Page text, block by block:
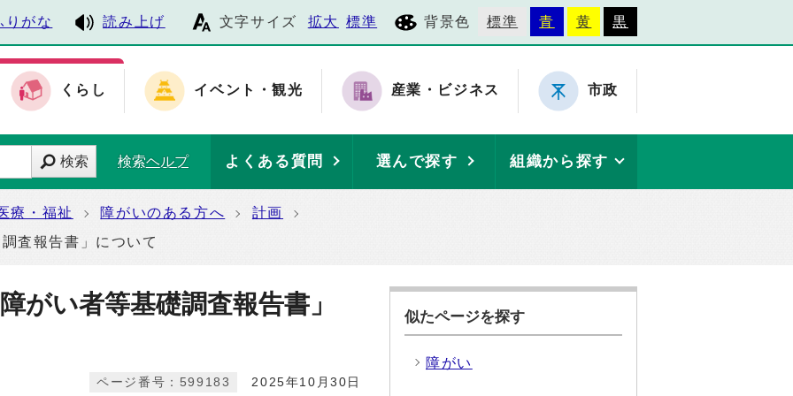
りがな 読み上げ 文字サイズ 拡大 標準 背景色 標準 青 黄 黒
くらし イベント・観光 産業・ビジネス 市政
検索 検索ヘルプ よくある質問 選んで探す 組織から探す
療・福祉 障がいのある方へ
計画
査報告書」について
がい者等基礎調査報告書」
2025年10月30日
ページ番号：599183
似たページを探す
障がい